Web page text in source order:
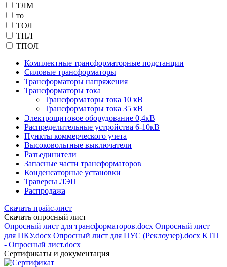
ТЛМ
то
ТОЛ
ТПЛ
ТПОЛ
Комплектные трансформаторные подстанции
Силовые трансформаторы
Трансформаторы напряжения
Трансформаторы тока
Трансформаторы тока 10 кВ
Трансформаторы тока 35 кВ
Электрощитовое оборудование 0,4кВ
Распределительные устройства 6-10кВ
Пункты коммерческого учета
Высоковольтные выключатели
Разъединители
Запасные части трансформаторов
Конденсаторные установки
Траверсы ЛЭП
Распродажа
Скачать прайс-лист
Скачать опросный лист
Опросный лист для трансформаторов.docx Опросный лист
для ПКУ.docx Опросный лист для ПУС (Реклоузер).docx КТП
- Опросный лист.docx
Сертификаты и документация